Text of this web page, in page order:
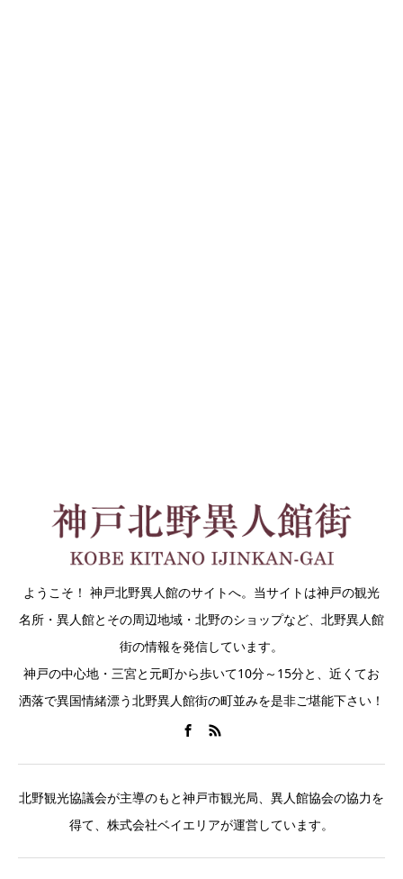
ようこそ！ 神戸北野異人館のサイトへ。当サイトは神戸の観光
名所・異人館とその周辺地域・北野のショップなど、北野異人館
街の情報を発信しています。
神戸の中心地・三宮と元町から歩いて10分～15分と、近くてお
洒落で異国情緒漂う北野異人館街の町並みを是非ご堪能下さい！
北野観光協議会が主導のもと神戸市観光局、異人館協会の協力を
得て、株式会社ベイエリアが運営しています。